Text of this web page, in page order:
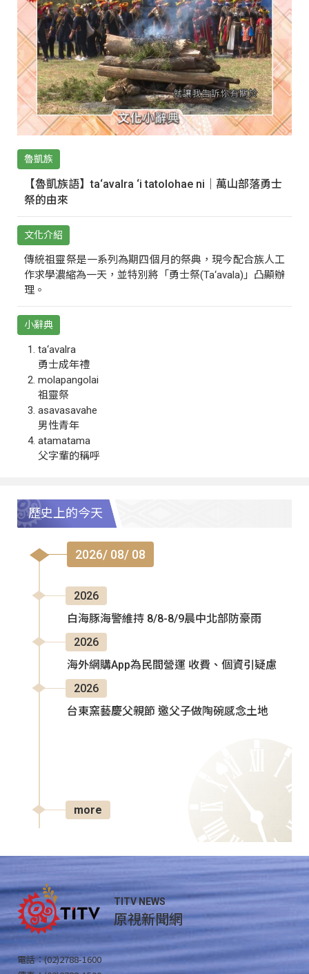
魯凱族
【魯凱族語】ta‘avalra ‘i tatolohae ni｜萬山部落勇士
祭的由來
文化介紹
傳統祖靈祭是一系列為期四個月的祭典，現今配合族人工
作求學濃縮為一天，並特別將「勇士祭(Ta‘avala)」凸顯辦
理。
小辭典
ta‘avalra
勇士成年禮
molapangolai
祖靈祭
asavasavahe
男性青年
atamatama
父字輩的稱呼
歷史上的今天
2026/ 08/ 08
2026
白海豚海警維持 8/8-8/9晨中北部防豪雨
2026
海外網購App為民間營運 收費、個資引疑慮
2026
台東窯藝慶父親節 邀父子做陶碗感念土地
more
TITV NEWS
原視新聞網
電話：(02)2788-1600